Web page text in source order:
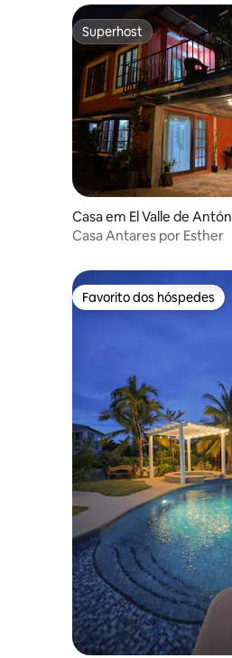
Superhost
Superhost
Casa em El Valle de Antón
Casa Antares por Esther
Favorito dos hóspedes
Favorito dos hóspedes